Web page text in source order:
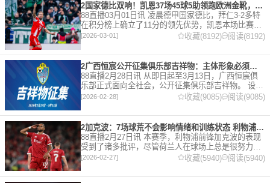
2国家德比双响！凯恩37场45球5助领跑欧洲金靴，32岁保持赛季全勤
88直播03月01日讯 凌晨德甲国家德比，拜仁3-2多特
在积分榜上确立了11分的领先优势，凯恩本场比赛上
演双响。 本赛季32岁的凯恩仍然保持着超高的效率，
在到目前为止保持全勤，出战37场比赛，狂轰45
[2026-03-01] 收藏(8192) 阅读(8192)
2广西恒宸公开征集俱乐部吉祥物：主体形象必须为龙
88直播2月28日讯 从即日起至3月13日，广西恒宸俱
乐部正式面向全社会，公开征集俱乐部吉祥物。 设计
要求 1. 主体形象：必须为龙。龙，是中华民族的精神
[2026-02-28] 收藏(9085) 阅读(9085)
2加克波：7场球荒不会影响情绪和训练状态 利物浦如今已不容有失
88直播2月27日讯 本赛季，利物浦前锋加克波的表现
受到了诸多批评，尽管荷兰人在球场上总是很努力。
在接受天空体育采访时，他谈论了诸多话题。 关于球
队对赛季目前情况的看法 这是一个很好的问题。这个
赛季并
[2026-02-27] 收藏(5940) 阅读(5940)